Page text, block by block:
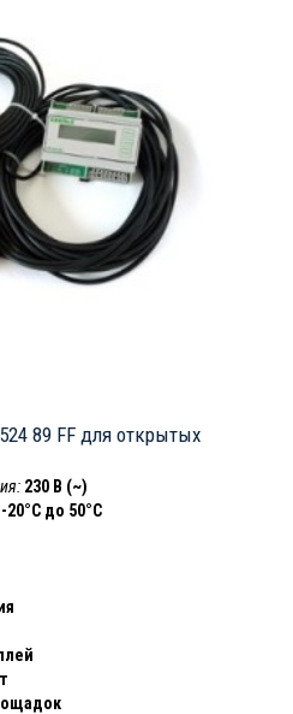
89 FF для открытых
230 В (~)
20°C до 50°C